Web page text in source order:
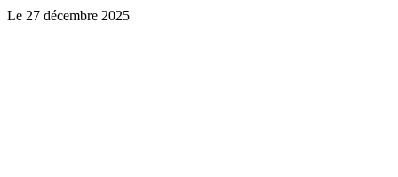
Le 27 décembre 2025